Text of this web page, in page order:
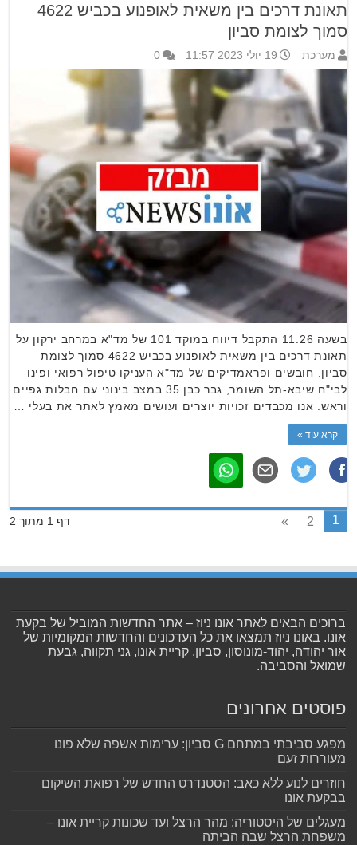
תאונת דרכים בין משאית לאופנוע בכביש 4622
סמוך לצומת סביון
מערכת 19 יולי 2023 11:57 0
בשעה 11:26 התקבל דיווח במוקד 101 של מד"א במרחב ירקון על
תאונת דרכים בין משאית לאופנוע בכביש 4622 סמוך לצומת
סביון. חובשים ופראמדיקים של מד"א העניקו טיפול רפואי ופינו
לבי"ח שיבא-תל השומר, גבר כבן 35 במצב בינוני עם חבלות גפיים
וראש. אנו מכבדים זכויות יוצרים ועושים מאמץ לאתר את בעלי …
קרא עוד »
דף 1 מתוך 2 1
2
»
ברוכים הבאים לאתר אונו ניוז – אתר החדשות המוביל של בקעת
אונו. באונו ניוז תמצאו את כל העדכונים והחדשות המקומיות של
אור יהודה, יהוד-מונוסון, סביון, קריית אונו, גני תקווה, גבעת
שמואל והסביבה.
פוסטים אחרונים
מפגע סביבתי במתחם G סביון: ערימות אשפה שלא פונו
מעוררות זעם
חוזרים לנוע ללא כאב: הסטנדרט החדש של רפואת השיקום
בבקעת אונו
מעגלים של היסטוריה: מהר הרצל ועד שכונות קריית אונו –
משפחת הרצל שבה הביתה